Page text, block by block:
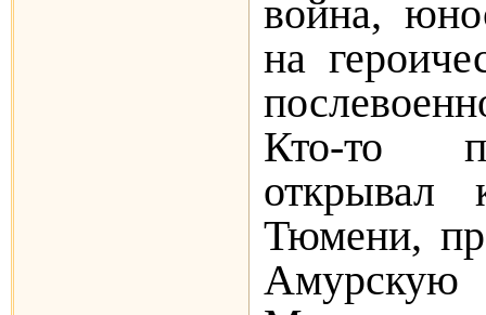
война,
на
Кто-то
открывал
Тюмени,
Амурскую